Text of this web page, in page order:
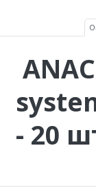
- 20